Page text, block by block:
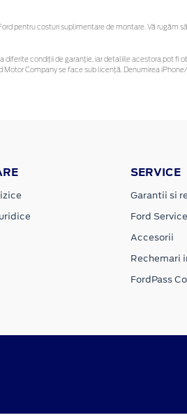
pentru costuri suplimentare de montare. Vă
condiții de garanție, iar detaliile acestora pot
Motor Company se face sub licență. Denumirea
SERVICE
Garantii si
Ford
Accesorii
Rechemari
FordPass